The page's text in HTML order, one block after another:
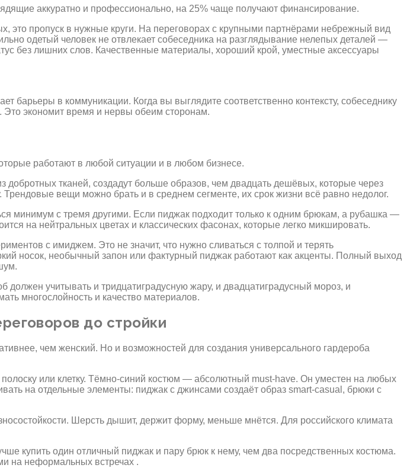
аккуратно и профессионально, на 25% чаще получают финансирование.
пропуск в нужные круги. На переговорах с крупными партнёрами небрежный вид
одетый человек не отвлекает собеседника на разглядывание нелепых деталей —
без лишних слов. Качественные материалы, хороший крой, уместные аксессуары
в коммуникации. Когда вы выглядите соответственно контексту, собеседнику
Это экономит время и нервы обеим сторонам.
работают в любой ситуации и в любом бизнесе.
тканей, создадут больше образов, чем двадцать дешёвых, которые через
вещи можно брать и в среднем сегменте, их срок жизни всё равно недолог.
минимум с тремя другими. Если пиджак подходит только к одним брюкам, а рубашка —
на нейтральных цветах и классических фасонах, которые легко микшировать.
с имиджем. Это не значит, что нужно сливаться с толпой и терять
носок, необычный запон или фактурный пиджак работают как акценты. Полный выход
должен учитывать и тридцатиградусную жару, и двадцатиградусный мороз, и
многослойность и качество материалов.
до стройки
чем женский. Но и возможностей для создания универсального гардероба
или клетку. Тёмно-синий костюм — абсолютный must-have. Он уместен на любых
на отдельные элементы: пиджак с джинсами создаёт образ smart-casual, брюки с
Шерсть дышит, держит форму, меньше мнётся. Для российского климата
купить один отличный пиджак и пару брюк к нему, чем два посредственных костюма.
на неформальных встречах .